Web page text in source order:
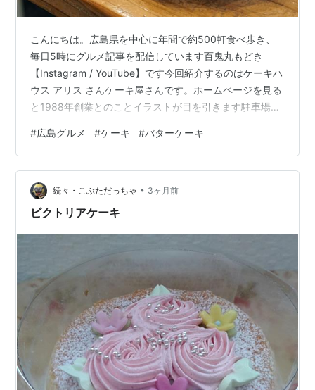
こんにちは。広島県を中心に年間で約500軒食べ歩き、
毎日5時にグルメ記事を配信しています百鬼丸もどき
【Instagram / YouTube】です今回紹介するのはケーキハ
ウス アリス さんケーキ屋さんです。ホームページを見る
と1988年創業とのことイラストが目を引きます駐車場は
の様子お邪魔したのが土曜の14時過ぎだったので、だい
ぶ少なくなっているようでしたバターケーキが推しっぽ
いブレててゴメン。お手頃なのに見映えする手土産候補
が揃ってる印象でした ▼時計うさぎのバターケーキ(800
円)800円でホール買えるの嬉しいふわっとから始まり、
#広島グルメ #ケーキ #バターケーキ
続々・こぶただっちゃ • 3ヶ月前
ビクトリアケーキ